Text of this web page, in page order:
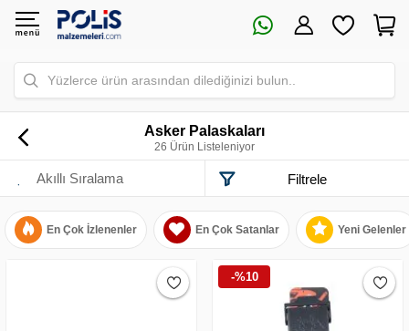
Yüzlerce ürün arasından dilediğinizi bulun..
Asker Palaskaları
26 Ürün Listeleniyor
Filtrele
En Çok İzlenenler En Çok Satanlar Yeni Gelenler
-%10